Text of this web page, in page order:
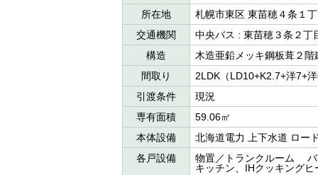
所在地
札幌市東区 東苗穂４条１
交通機関
中央バス : 東苗穂３条２丁
構造
木造亜鉛メッキ鋼板葺２階
間取り
2LDK（LD10+K2.7+洋7+
引渡条件
現況
専有面積
59.06㎡
本体設備
北海道電力 上下水道 ロー
各戸設備
物置／トランクルーム
キッチン、IHクッキング